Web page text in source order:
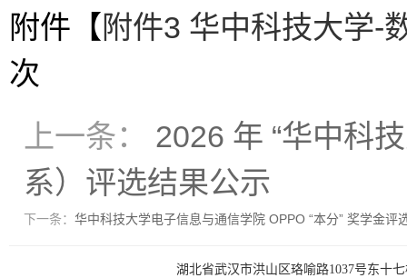
附件【 附件3 华中科技大学-
次
上一条：
2026 年 “华中科
系）评选结果公示
下一条： 华中科技大学电子信息与通信学院 OPPO “本分” 奖学金评
湖北省武汉市洪山区珞喻路1037号东十